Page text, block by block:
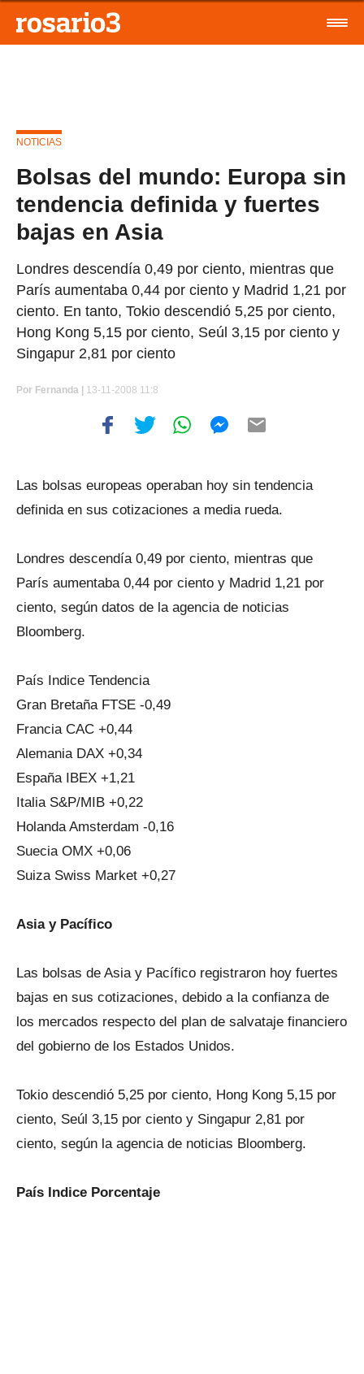
NOTICIAS
Bolsas del mundo: Europa sin
tendencia definida y fuertes
bajas en Asia
Londres descendía 0,49 por ciento, mientras que
París aumentaba 0,44 por ciento y Madrid 1,21 por
ciento. En tanto, Tokio descendió 5,25 por ciento,
Hong Kong 5,15 por ciento, Seúl 3,15 por ciento y
Singapur 2,81 por ciento
Por Fernanda | 13-11-2008 11:8
Las bolsas europeas operaban hoy sin tendencia
definida en sus cotizaciones a media rueda.
Londres descendía 0,49 por ciento, mientras que
París aumentaba 0,44 por ciento y Madrid 1,21 por
ciento, según datos de la agencia de noticias
Bloomberg.
País Indice Tendencia
Gran Bretaña FTSE -0,49
Francia CAC +0,44
Alemania DAX +0,34
España IBEX +1,21
Italia S&P/MIB +0,22
Holanda Amsterdam -0,16
Suecia OMX +0,06
Suiza Swiss Market +0,27
Asia y Pacífico
Las bolsas de Asia y Pacífico registraron hoy fuertes
bajas en sus cotizaciones, debido a la confianza de
los mercados respecto del plan de salvataje financiero
del gobierno de los Estados Unidos.
Tokio descendió 5,25 por ciento, Hong Kong 5,15 por
ciento, Seúl 3,15 por ciento y Singapur 2,81 por
ciento, según la agencia de noticias Bloomberg.
País Indice Porcentaje